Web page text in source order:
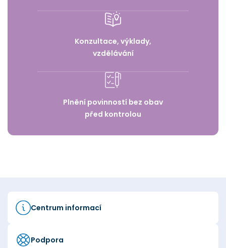
Konzultace, výklady,
vzdělávání
Plnění povinností bez obav
před kontrolou
Centrum informací
Podpora